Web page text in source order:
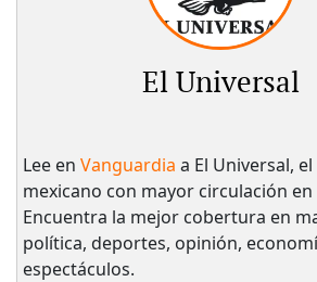
El Universal
Lee en Vanguardia a El Universal,
mexicano con mayor circulación en
Encuentra la mejor cobertura en
política, deportes, opinión,
espectáculos.